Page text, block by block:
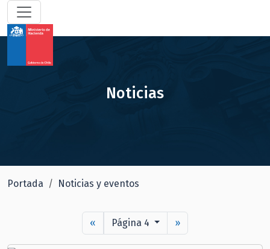
Noticias
Portada Noticias y eventos
« Página 4 »